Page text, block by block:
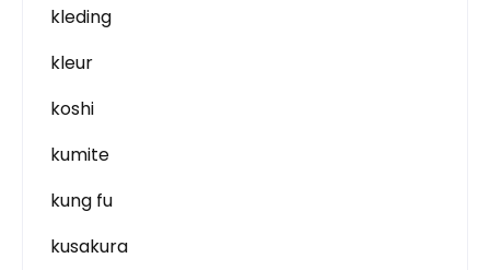
kleding
kleur
koshi
kumite
kung fu
kusakura